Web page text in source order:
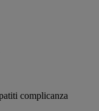
complicanza